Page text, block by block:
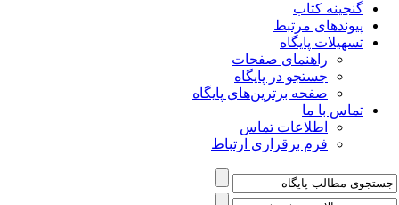
گنجینه کتاب
پیوندهای مرتبط
تسهیلات پایگاه
راهنمای صفحات
جستجو در پایگاه
صفحه برترین‌های پایگاه
تماس با ما
اطلاعات تماس
فرم برقراری ارتباط